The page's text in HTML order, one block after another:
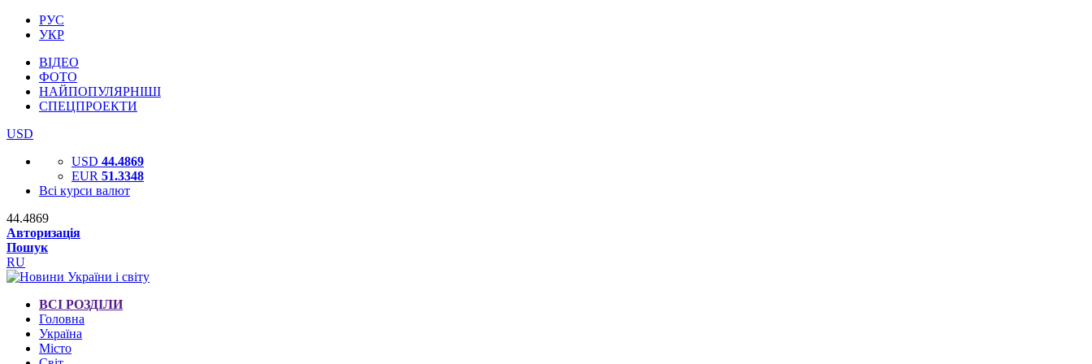
РУС
УКР
ВІДЕО
ФОТО
НАЙПОПУЛЯРНІШІ
СПЕЦПРОЕКТИ
USD
USD 44.4869
EUR 51.3348
Всі курси валют
44.4869
Авторизація
Пошук
RU
ВСІ РОЗДІЛИ
Головна
Україна
Місто